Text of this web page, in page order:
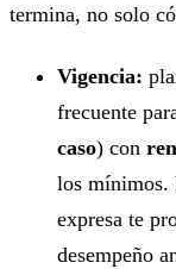
termina, no solo
Vigencia:
frecuente
caso) con
los mínimos.
expresa te
desempeño